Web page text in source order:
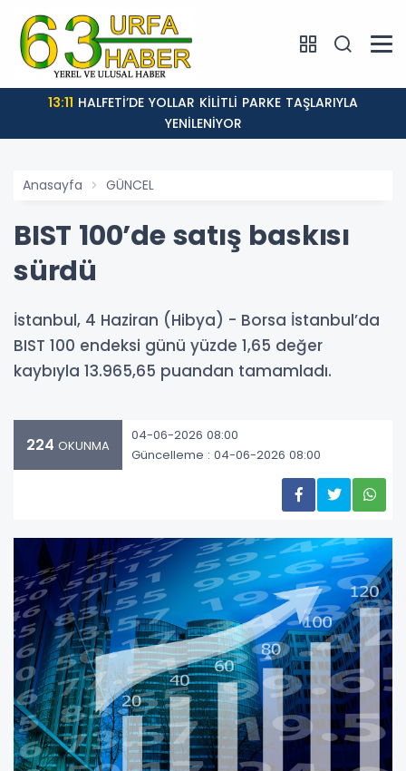
13:11
YENİLENİYOR
Anasayfa GÜNCEL
BIST 100’de satış baskısı
sürdü
İstanbul, 4 Haziran (Hibya) - Borsa İstanbul’da
BIST 100 endeksi günü yüzde 1,65 değer
kaybıyla 13.965,65 puandan tamamladı.
224 OKUNMA
04-06-2026 08:00
Güncelleme : 04-06-2026 08:00